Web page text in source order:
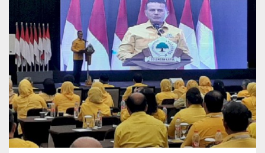
k
a
r
S
u
m
u
t
,
K
a
d
e
r